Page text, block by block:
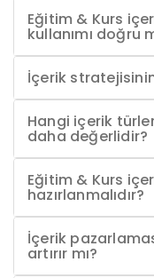
Eğitim & Kurs
kullanımı doğru
İçerik
Hangi içerik
daha değerlidir?
Eğitim & Kurs
hazırlanmalıdır?
İçerik
artırır mı?